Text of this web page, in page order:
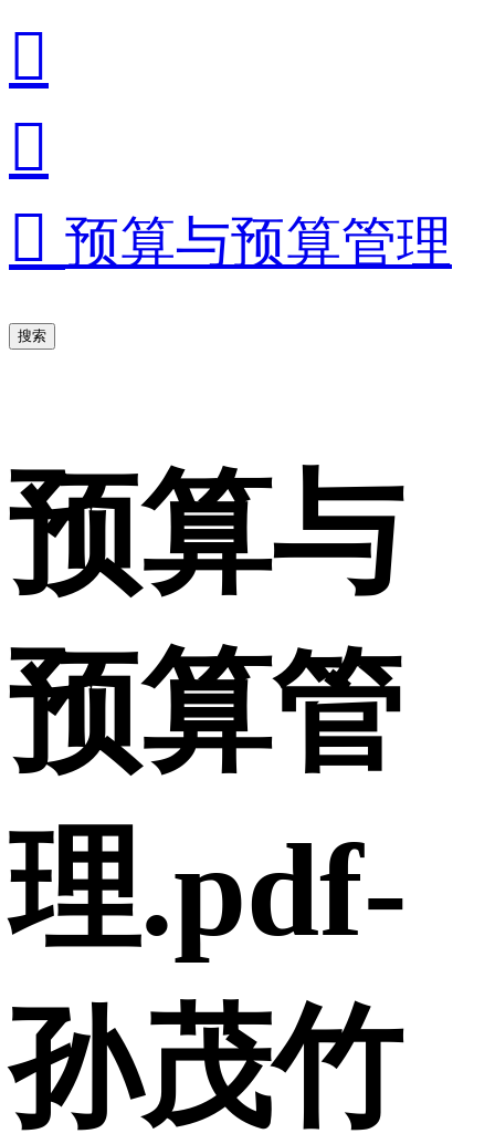


 预算与预算管理
搜索
预算与
预算管
理.pdf-
孙茂竹